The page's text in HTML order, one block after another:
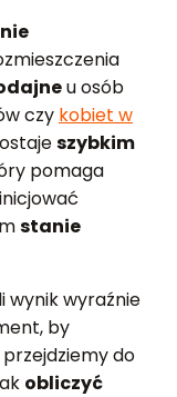
u osób
czy kobiet w
szybkim
pomaga
stanie
wynik wyraźnie
by
do
obliczyć